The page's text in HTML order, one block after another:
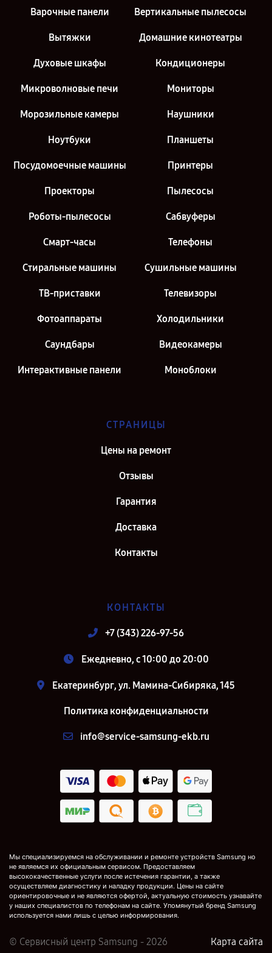
Варочные панели Вертикальные пылесосы
Вытяжки Домашние кинотеатры
Духовые шкафы Кондиционеры
Микроволновые печи Мониторы
Морозильные камеры Наушники
Ноутбуки Планшеты
Посудомоечные машины Принтеры
Проекторы Пылесосы
Роботы-пылесосы Сабвуферы
Смарт-часы Телефоны
Стиральные машины Сушильные машины
ТВ-приставки Телевизоры
Фотоаппараты Холодильники
Саундбары Видеокамеры
Интерактивные панели Моноблоки
СТРАНИЦЫ
Цены на ремонт
Отзывы
Гарантия
Доставка
Контакты
КОНТАКТЫ
+7 (343) 226-97-56
Ежедневно, с 10:00 до 20:00
Екатеринбург, ул. Мамина-Сибиряка, 145
Политика конфиденциальности
info@service-samsung-ekb.ru
Мы специализируемся на обслуживании и ремонте устройств Samsung но
не являемся их официальным сервисом. Предоставляем
высококачественные услуги после истечения гарантии, а также
осуществляем диагностику и наладку продукции. Цены на сайте
ориентировочные и не являются офертой, актуальную стоимость узнавайте
у наших специалистов по телефонам на сайте. Упомянутый бренд Samsung
используется нами лишь с целью информирования.
© Сервисный центр Samsung - 2026 Карта сайта